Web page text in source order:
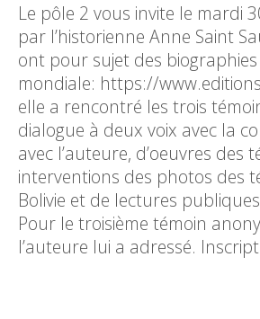
Le pôle 2 vous invite le mardi
par l’historienne Anne Saint
ont pour sujet des
mondiale: https://
elle a rencontré les trois
dialogue à deux voix avec la
avec l’auteure, d’oeuvres
interventions des photos des
Bolivie et de lectures
Pour le troisième témoin
l’auteure lui a adressé.